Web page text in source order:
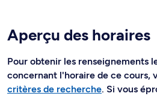
Aperçu des horaires
Pour obtenir les renseignements
concernant l'horaire de ce cours,
critères de recherche. Si vous